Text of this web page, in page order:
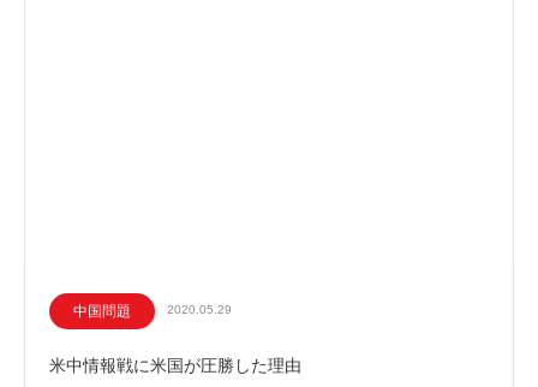
中国問題 2020.05.29
米中情報戦に米国が圧勝した理由